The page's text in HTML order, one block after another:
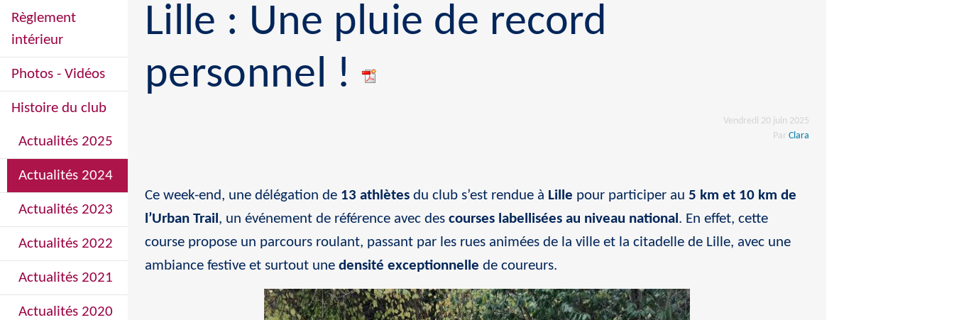
Lille : Une pluie de record
personnel !
Vendredi 20 juin 2025
Par Clara
Ce week-end, une délégation de 13 athlètes du club s’est rendue à Lille pour participer au 5 km et 10 km de
l’Urban Trail , un événement de référence avec des courses labellisées au niveau national . En effet, cette
course propose un parcours roulant, passant par les rues animées de la ville et la citadelle de Lille, avec une
ambiance festive et surtout une densité exceptionnelle de coureurs.
Règlement
intérieur
Photos - Vidéos
Histoire du club
Actualités 2025
Actualités 2024
Actualités 2023
Actualités 2022
Actualités 2021
Actualités 2020